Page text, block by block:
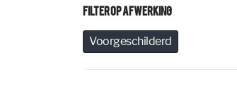
Filter Op Afwerking
Voorgeschilderd